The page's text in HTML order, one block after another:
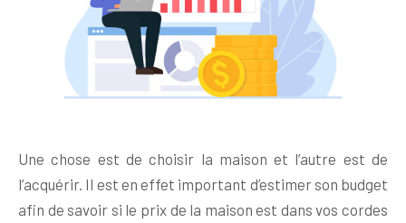
Une chose est de choisir la maison et l’autre est de
l’acquérir. Il est en effet important d’estimer son budget
afin de savoir si le prix de la maison est dans vos cordes